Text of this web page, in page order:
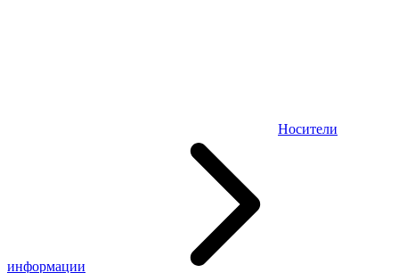
Носители
информации